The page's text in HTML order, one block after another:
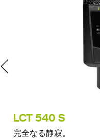
LCT 540 S
完全なる静寂。